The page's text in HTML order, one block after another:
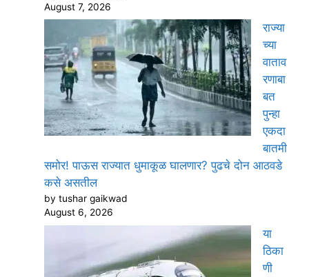
August 7, 2026
राज्या
च्या
वाताव
रणाबा
बत
पुन्हा
एकदा
बातमी
समोर! पाऊस राज्यात धुमाकूळ घालणार? पुढचे दोन आठवडे
कसे असतील
by tushar gaikwad
August 6, 2026
या
ठिका
णी